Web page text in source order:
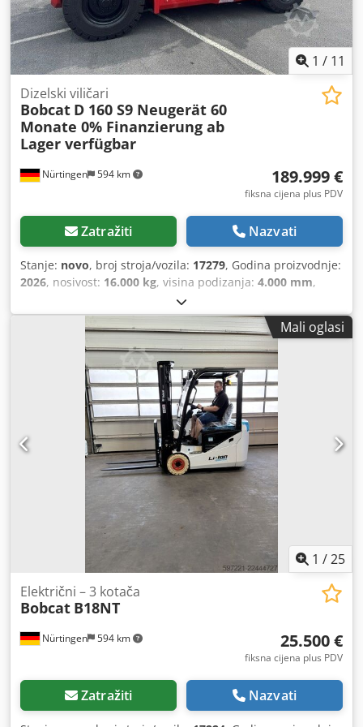
1 / 11
Nürtingen 594 km
Dizelski viličari
Bobcat D 160 S9 Neugerät 60
Monate 0% Finanzierung ab
Lager verfügbar
189.999 €
fiksna cijena plus PDV
Zatražiti Nazvati
Stanje: novo, broj stroja/vozila: 17279, Godina proizvodnje:
2026, nosivost: 16.000 kg, visina podizanja: 4.000 mm,
, težište tereta:
goriva:dizel, vrsta jarbola:triplex, građevinska visina:
, duljina vilica:2.400 mm, veličina prednje
12.00-20 100%, veličina stražnje gume:12.00-20
, ukupna masa:19.300 kg, Oprema:kabina
Csdpfxozp T Auo Aqljrf Serijski broj: FDC0H-5107-00494
Mali oglasi
1 /25
Nürtingen 594 km
Električni – 3 kotača
Bobcat B18NT
25.500 €
fiksna cijena plus PDV
Zatražiti Nazvati